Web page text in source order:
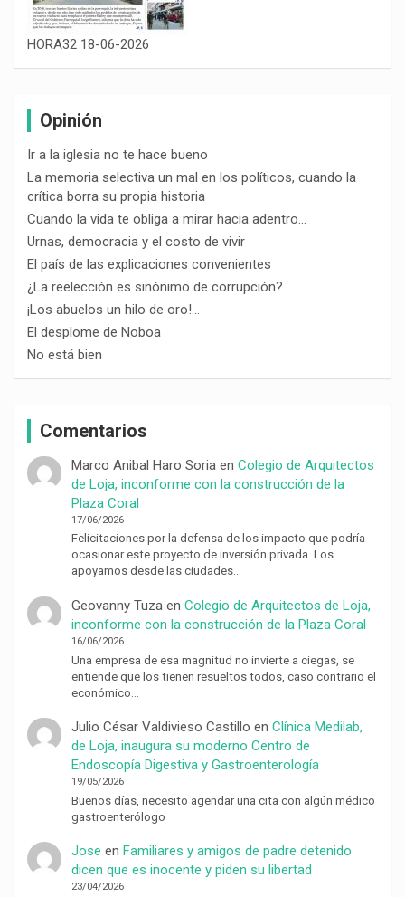
HORA32 18-06-2026
Opinión
Ir a la iglesia no te hace bueno
La memoria selectiva un mal en los políticos, cuando la
crítica borra su propia historia
Cuando la vida te obliga a mirar hacia adentro…
Urnas, democracia y el costo de vivir
El país de las explicaciones convenientes
¿La reelección es sinónimo de corrupción?
¡Los abuelos un hilo de oro!…
El desplome de Noboa
No está bien
Comentarios
Marco Anibal Haro Soriaen Colegio de Arquitectos
de Loja, inconforme con la construcción de la
Plaza Coral
17/06/2026
Felicitaciones por la defensa de los impacto que podría
ocasionar este proyecto de inversión privada. Los
apoyamos desde las ciudades…
Geovanny Tuzaen Colegio de Arquitectos de Loja,
inconforme con la construcción de la Plaza Coral
16/06/2026
Una empresa de esa magnitud no invierte a ciegas, se
entiende que los tienen resueltos todos, caso contrario el
económico…
Julio César Valdivieso Castillo en Clínica Medilab,
de Loja, inaugura su moderno Centro de
Endoscopía Digestiva y Gastroenterología
19/05/2026
Buenos días, necesito agendar una cita con algún médico
gastroenterólogo
Jose en Familiares y amigos de padre detenido
dicen que es inocente y piden su libertad
23/04/2026